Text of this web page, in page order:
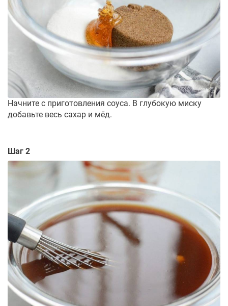
Начните с приготовления соуса. В глубокую миску
добавьте весь сахар и мёд.
Шаг 2